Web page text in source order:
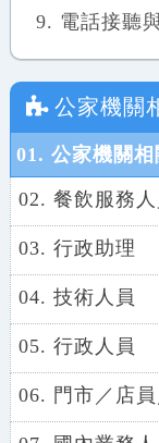
電話接聽
公家機關
01. 公家機關相
02. 餐飲服務人
03. 行政助理
04. 技術人員
05. 行政人員
06. 門市／店